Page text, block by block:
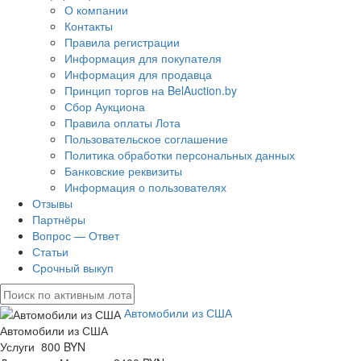
О компании
Контакты
Правила регистрации
Информация для покупателя
Информация для продавца
Принцип торгов на BelAuction.by
Сбор Аукциона
Правила оплаты Лота
Пользовательское соглашение
Политика обработки персональных данных
Банковские реквизиты
Информация о пользователях
Отзывы
Партнёры
Вопрос — Ответ
Статьи
Срочный выкуп
Автомобили из США
Автомобили из США
Услуги 800 BYN